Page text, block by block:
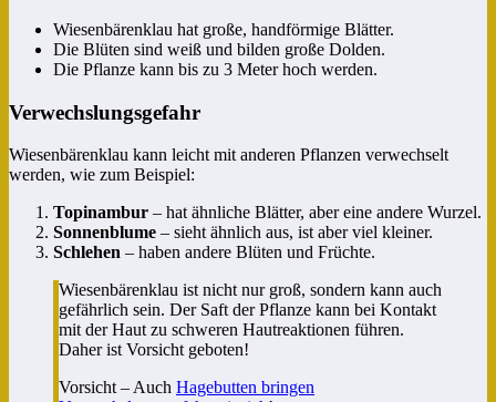
Wiesenbärenklau hat große, handförmige Blätter.
Die Blüten sind weiß und bilden große Dolden.
Die Pflanze kann bis zu 3 Meter hoch werden.
Verwechslungsgefahr
Wiesenbärenklau kann leicht mit anderen Pflanzen verwechselt
werden, wie zum Beispiel:
Topinambur – hat ähnliche Blätter, aber eine andere Wurzel.
Sonnenblume – sieht ähnlich aus, ist aber viel kleiner.
Schlehen – haben andere Blüten und Früchte.
Wiesenbärenklau ist nicht nur groß, sondern kann auch
gefährlich sein. Der Saft der Pflanze kann bei Kontakt
mit der Haut zu schweren Hautreaktionen führen.
Daher ist Vorsicht geboten!
Vorsicht – Auch Hagebutten bringen